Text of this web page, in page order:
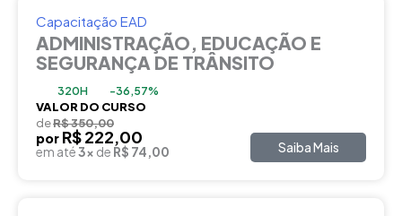
Capacitação EAD
ADMINISTRAÇÃO, EDUCAÇÃO E
SEGURANÇA DE TRÂNSITO
320H -36,57%
VALOR DO CURSO
deR$ 350,00
por R$ 222,00
em até3x de R$ 74,00 Saiba Mais